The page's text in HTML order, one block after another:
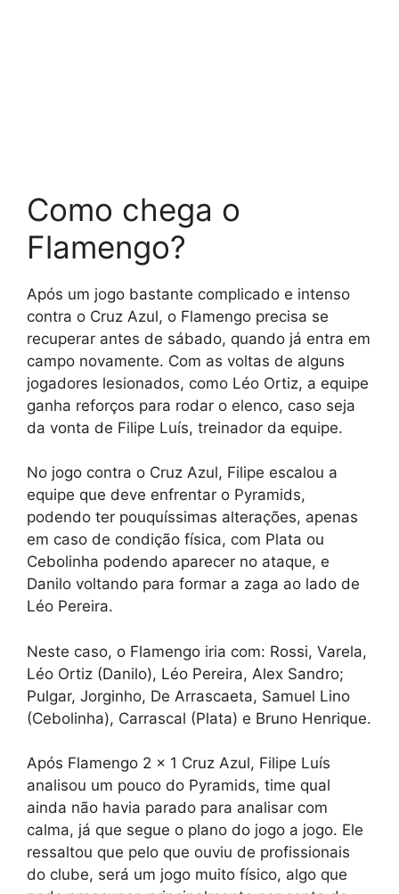
Como chega o
Flamengo?
Após um jogo bastante complicado e intenso
contra o Cruz Azul, o Flamengo precisa se
recuperar antes de sábado, quando já entra em
campo novamente. Com as voltas de alguns
jogadores lesionados, como Léo Ortiz, a equipe
ganha reforços para rodar o elenco, caso seja
da vonta de Filipe Luís, treinador da equipe.
No jogo contra o Cruz Azul, Filipe escalou a
equipe que deve enfrentar o Pyramids,
podendo ter pouquíssimas alterações, apenas
em caso de condição física, com Plata ou
Cebolinha podendo aparecer no ataque, e
Danilo voltando para formar a zaga ao lado de
Léo Pereira.
Neste caso, o Flamengo iria com: Rossi, Varela,
Léo Ortiz (Danilo), Léo Pereira, Alex Sandro;
Pulgar, Jorginho, De Arrascaeta, Samuel Lino
(Cebolinha), Carrascal (Plata) e Bruno Henrique.
Após Flamengo 2 x 1 Cruz Azul, Filipe Luís
analisou um pouco do Pyramids, time qual
ainda não havia parado para analisar com
calma, já que segue o plano do jogo a jogo. Ele
ressaltou que pelo que ouviu de profissionais
do clube, será um jogo muito físico, algo que